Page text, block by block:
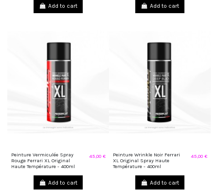
Add to cart Add to cart
Peinture Vermiculée Spray
Rouge Ferrari XL Original
Haute Température - 400ml
45,00 €
Add to cart
Peinture Wrinkle Noir Ferrari
XL Original Spray Haute
Température - 400ml
45,00 €
Add to cart